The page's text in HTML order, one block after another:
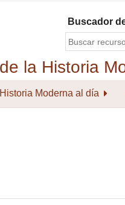
Buscador
Historia Moderna al día